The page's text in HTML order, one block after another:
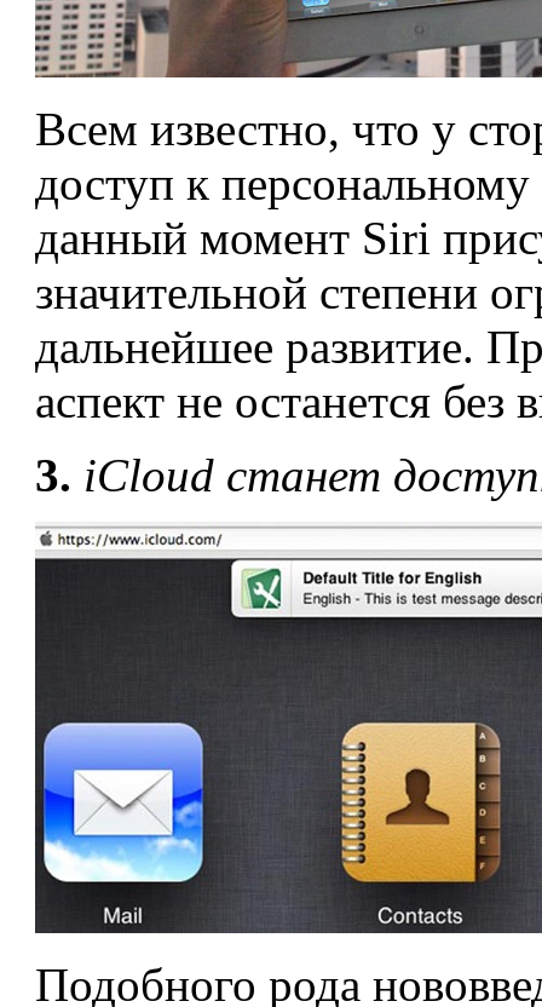
Всем известно, что у
доступ к
данный момент Siri
значительной степени
дальнейшее развитие.
аспект не останется без
3. iCloud станет
Подобного рода